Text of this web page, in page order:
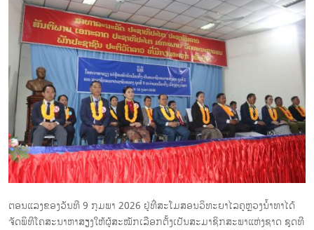
ຕອນແລງຂອງວັນທີ 9 ກຸມພາ 2026 ຢູ່ທີ່ສະໂມສອນວິທະຍາໄລຄູຫຼວງນໍ້າທາໄດ້
ຈັດພິທີໂຄສະນາຫາສຽງໃຫ້ຜູ້ສະໝັກເລືອກຕັ້ງເປັນສະມາຊິກສະພາແຫ່ງຊາດ ຊຸດທີ